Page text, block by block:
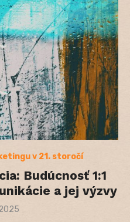
v 21. storočí
Budúcnosť 1:1
a jej výzvy